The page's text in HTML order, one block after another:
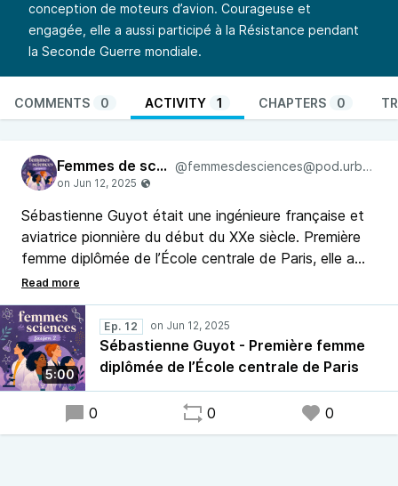
conception de moteurs d’avion. Courageuse et
engagée, elle a aussi participé à la Résistance pendant
la Seconde Guerre mondiale.
COMMENTS 0 ACTIVITY 1 CHAPTERS 0
Femmes de sciences @femmesdesciences@pod.urban-radio.com
Sébastienne Guyot était une ingénieure française et
aviatrice pionnière du début du XXe siècle. Première
femme diplômée de l’École centrale de Paris, elle a
contribué à des recherches en aérodynamique et à la
conception de moteurs d’avion. Courageuse et
engagée, elle a aussi participé à la Résistance
pendant la Seconde Guerre mondiale.
5:00
Ep. 12
Sébastienne Guyot - Première femme
diplômée de l’École centrale de Paris
0 0 0